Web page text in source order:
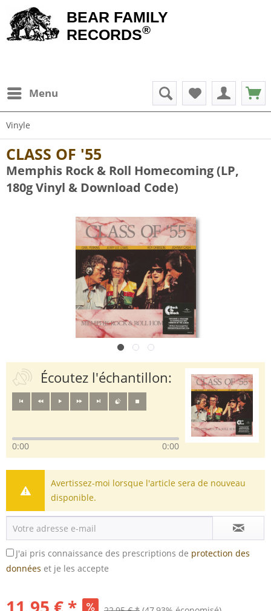
BEAR FAMILY
RECORDS®
Menu
Vinyle
CLASS OF '55
Memphis Rock & Roll Homecoming (LP,
180g Vinyl & Download Code)
Écoutez l'échantillon:
0:00 0:00
Avertissez-moi lorsque l'article sera de nouveau
disponible.
J'ai pris connaissance des prescriptions de protection des
données et je les accepte